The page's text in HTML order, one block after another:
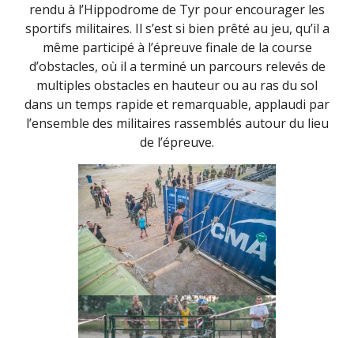
rendu à l’Hippodrome de Tyr pour encourager les
sportifs militaires. Il s’est si bien prêté au jeu, qu’il a
même participé à l’épreuve finale de la course
d’obstacles, où il a terminé un parcours relevés de
multiples obstacles en hauteur ou au ras du sol
dans un temps rapide et remarquable, applaudi par
l’ensemble des militaires rassemblés autour du lieu
de l’épreuve.